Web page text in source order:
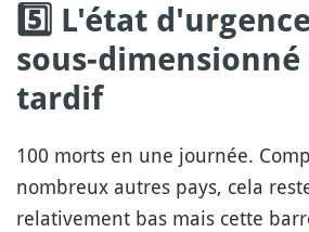
5️⃣ L'état
sous-
tardif
100 morts en une journée.
nombreux autres pays, cela
relativement bas mais cette